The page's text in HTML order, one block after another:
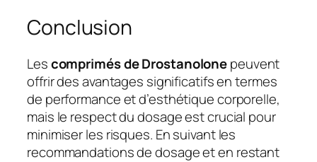
Conclusion
Lescomprimés de Drostanolonepeuvent
offrir des avantages significatifs en termes
de performance et d’esthétique corporelle,
mais le respect du dosage est crucial pour
minimiser les risques. En suivant les
recommandations de dosage et en restant